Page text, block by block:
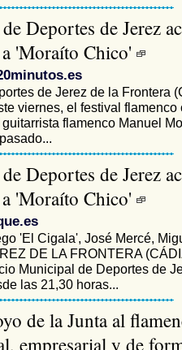
Deportes de Jerez
'Moraíto Chico'
de Jerez de la Frontera
viernes, el festival flamenco
flamenco Manuel
Deportes de Jerez
'Moraíto Chico'
'El Cigala', José Mercé,
DE LA FRONTERA
Municipal de Deportes de
las 21,30 horas...
de la Junta al
empresarial y de